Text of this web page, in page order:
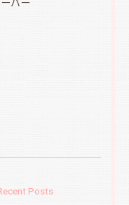
バー
Posts